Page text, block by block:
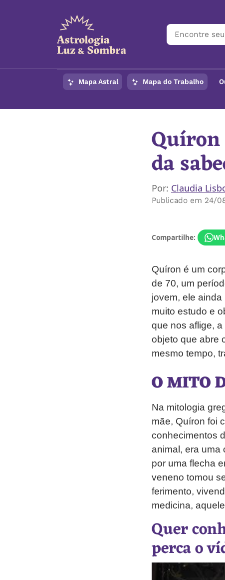
Mapa Astral Mapa do Trabalho
da
Por: Claudia
Publicado em 24/
Compartilhe:
Quíron é um
de 70, um
jovem, ele
muito estudo e
que nos aflige,
objeto que abre
mesmo tempo,
O MITO
Na mitologia
mãe, Quíron foi
conhecimentos
animal, era uma
por uma flecha
veneno tomou
ferimento,
medicina,
Quer
perca o